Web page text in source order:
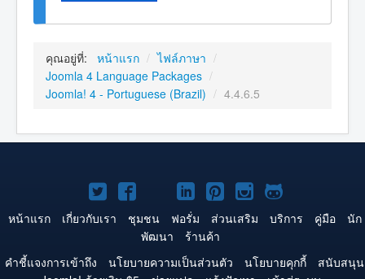
คุณอยู่ที่: หน้าแรก / ไฟล์ภาษา /
Joomla 4 Language Packages /
Joomla! 4 - Portuguese (Brazil) / 4.4.6.5
Joomla!
บน
Twitter
Joomla!
บน
Facebook
Joomla!
บน
YouTube
Joomla!
บน
LinkedIn
Joomla!
บน
Pinterest
Joomla!
บน
Joomla!
บน
หน้าแรก เกี่ยวกับเรา ชุมชน ฟอรั่ม ส่วนเสริม บริการ คู่มือ
นัก
พัฒนา
ร้านค้า
คำชี้แจงการเข้าถึง
นโยบายความเป็นส่วนตัว นโยบายคุกกี้
สนับสนุน